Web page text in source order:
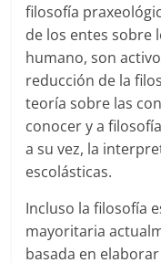
filosofía
de los entes sobre
humano, son
reducción de la
teoría sobre las
conocer y a
a su vez, la
escolásticas.
Incluso la filosofía
mayoritaria
basada en